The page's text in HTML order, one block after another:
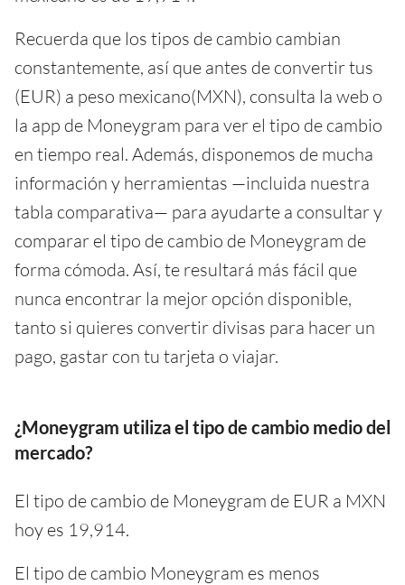
Recuerda que los tipos de cambio cambian
constantemente, así que antes de convertir tus
(EUR) a peso mexicano(MXN), consulta la web o
la app de Moneygram para ver el tipo de cambio
en tiempo real. Además, disponemos de mucha
información y herramientas —incluida nuestra
tabla comparativa— para ayudarte a consultar y
comparar el tipo de cambio de Moneygram de
forma cómoda. Así, te resultará más fácil que
nunca encontrar la mejor opción disponible,
tanto si quieres convertir divisas para hacer un
pago, gastar con tu tarjeta o viajar.
¿Moneygram utiliza el tipo de cambio medio del
mercado?
El tipo de cambio de Moneygram de EUR a MXN
hoy es 19,914.
El tipo de cambio Moneygram es menos